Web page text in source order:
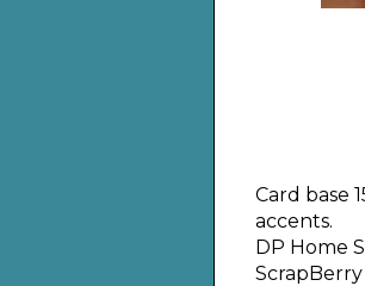
Card base
accents.
DP Home